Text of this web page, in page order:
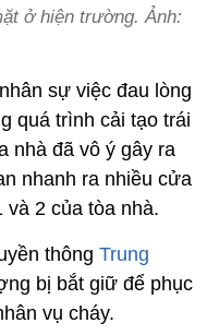
ở hiện trường. Ảnh:
sự việc đau lòng
quá trình cải tạo trái
nhà đã vô ý gây ra
nhanh ra nhiều cửa
và 2 của tòa nhà.
thông Trung
bị bắt giữ để phục
vụ cháy.